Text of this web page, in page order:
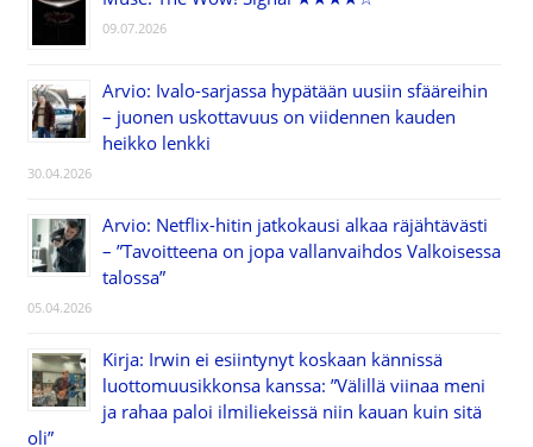
09.07.2026
Arvio: Ivalo-sarjassa hypätään uusiin sfääreihin
– juonen uskottavuus on viidennen kauden
heikko lenkki
30.04.2026
Arvio: Netflix-hitin jatkokausi alkaa räjähtävästi
– ”Tavoitteena on jopa vallanvaihdos Valkoisessa
talossa”
05.04.2026
Kirja: Irwin ei esiintynyt koskaan kännissä
luottomuusikkonsa kanssa: ”Välillä viinaa meni
ja rahaa paloi ilmiliekeissä niin kauan kuin sitä
oli”